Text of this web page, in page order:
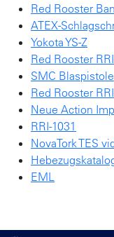
Red Rooster
ATEX-
Yokota YS-Z
Red Rooster
SMC Blaspistole
Red Rooster
Neue Action
RRI-1031
NovaTork TES
EML